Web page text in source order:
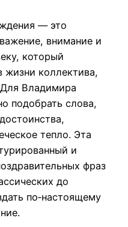
— это
внимание и
который
жизни коллектива,
Владимира
подобрать слова,
тепло. Эта
и
фраз
до
по‑настоящему